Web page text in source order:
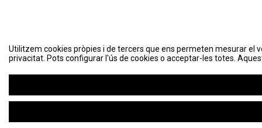
Utilitzem cookies pròpies i de tercers que ens permeten mesurar el
privacitat. Pots configurar l'ús de cookies o acceptar-les totes.
Utilitzem cookies pròpies i de tercers que ens permeten mesurar el
privacitat. Pots configurar l'ús de cookies o acceptar-les totes.